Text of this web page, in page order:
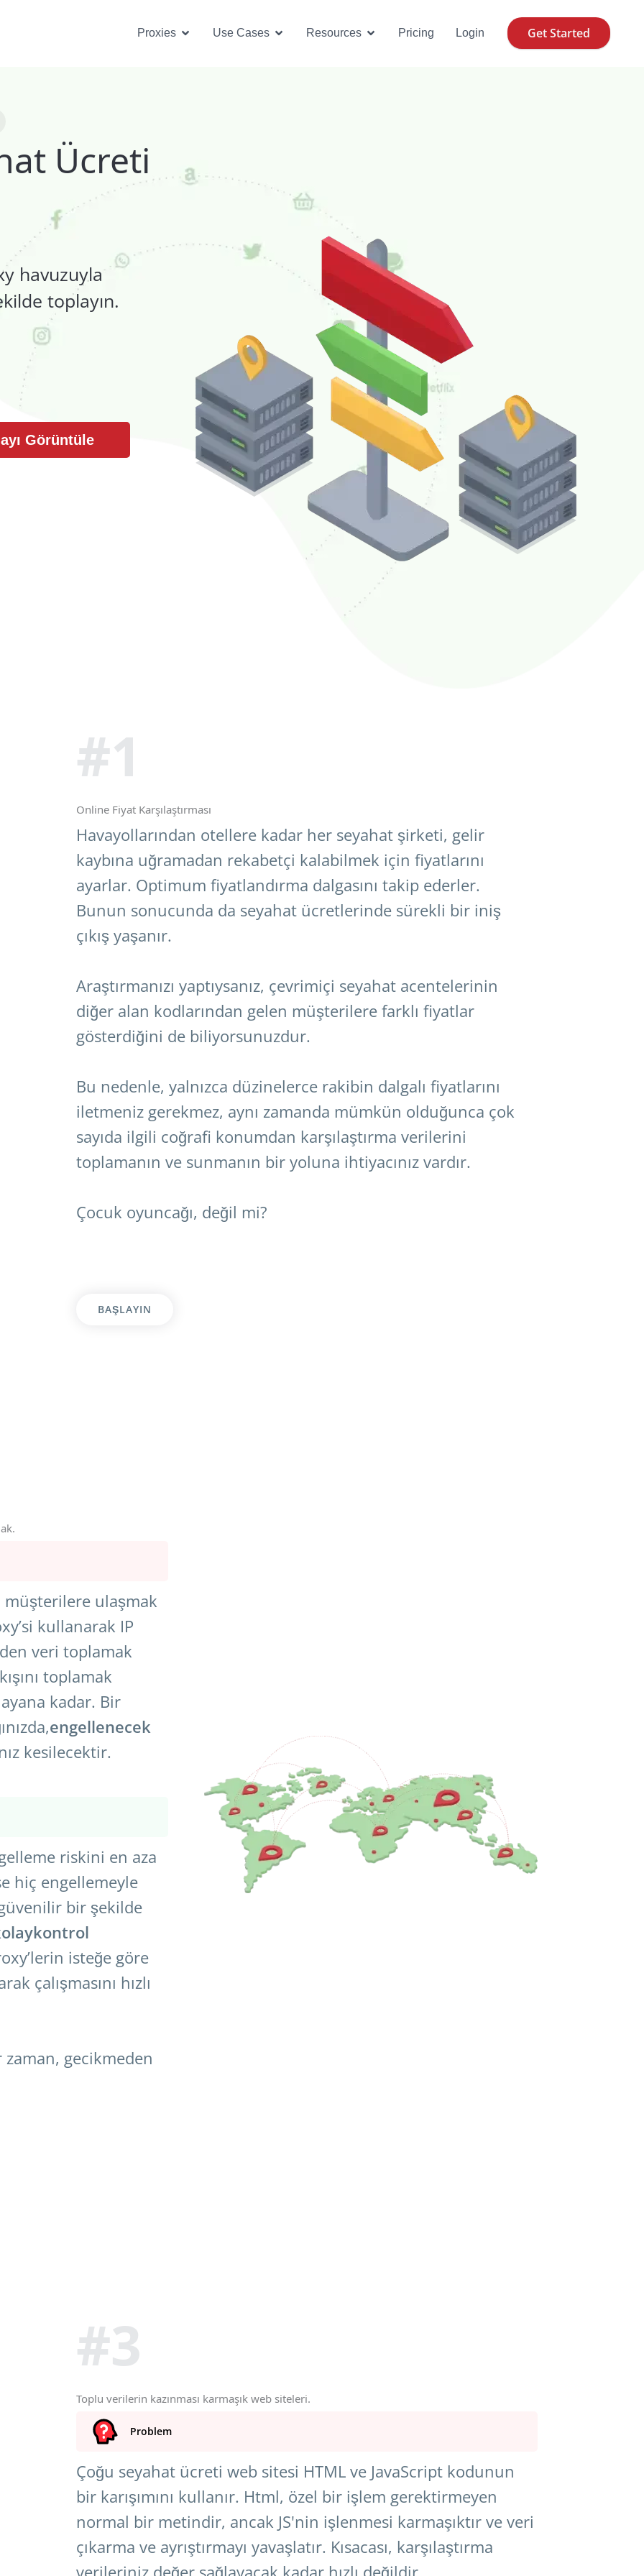
Proxies Open Proxies
Use Cases Open Use Cases
Resources Open Resources
Pricing Login Get Started
Ücreti
havuzuyla
toplayın.
Görüntüle
#1
Online Fiyat Karşılaştırması
Havayollarından otellere kadar her seyahat şirketi, gelir
kaybına uğramadan rekabetçi kalabilmek için fiyatlarını
ayarlar. Optimum fiyatlandırma dalgasını takip ederler.
Bunun sonucunda da seyahat ücretlerinde sürekli bir iniş
çıkış yaşanır.
Araştırmanızı yaptıysanız, çevrimiçi seyahat acentelerinin
diğer alan kodlarından gelen müşterilere farklı fiyatlar
gösterdiğini de biliyorsunuzdur.
Bu nedenle, yalnızca düzinelerce rakibin dalgalı fiyatlarını
iletmeniz gerekmez, aynı zamanda mümkün olduğunca çok
sayıda ilgili coğrafi konumdan karşılaştırma verilerini
toplamanın ve sunmanın bir yoluna ihtiyacınız vardır.
Çocuk oyuncağı, değil mi?
BAŞLAYIN
müşterilere ulaşmak
kullanarak IP
veri toplamak
toplamak
kadar. Bir
engellenecek
kesilecektir.
riskini en aza
hiç engellemeyle
bir şekilde
kontrol
isteğe göre
çalışmasını hızlı
gecikmeden
#3
Toplu verilerin kazınması karmaşık web siteleri.
Problem
Çoğu seyahat ücreti web sitesi HTML ve JavaScript kodunun
bir karışımını kullanır. Html, özel bir işlem gerektirmeyen
normal bir metindir, ancak JS'nin işlenmesi karmaşıktır ve veri
çıkarma ve ayrıştırmayı yavaşlatır. Kısacası, karşılaştırma